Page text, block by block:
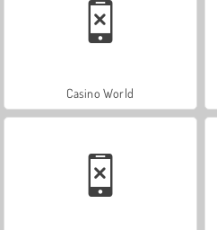
Casino World